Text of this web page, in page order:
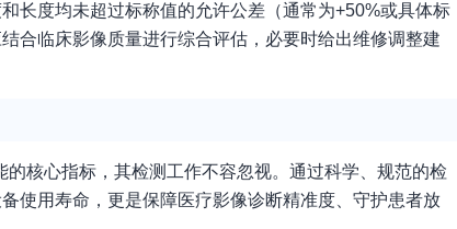
长度均未超过标称值的允许公差（通常为+50%或具体标
合临床影像质量进行综合评估，必要时给出维修调整建
核心指标，其检测工作不容忽视。通过科学、规范的检
使用寿命，更是保障医疗影像诊断精准度、守护患者放